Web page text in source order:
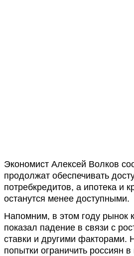
Экономист Алексей Волков
продолжат обеспечивать
потребкредитов, а ипотека и
останутся менее доступными.
Напомним, в этом году рынок
показал падение в связи с
ставки и другими факторами.
попытки ограничить россиян